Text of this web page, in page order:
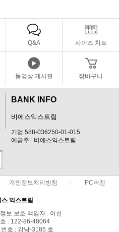
Q&A 사이즈 차트
동영상 게시판 장바구니
BANK INFO
비에스익스트림
기업 588-036250-01-015
예금주 : 비에스익스트림
개인정보처리방침 PC버전
익스트림
보 보호 책임자 : 이찬
: 122-86-48064
호 : 강남-3185 호